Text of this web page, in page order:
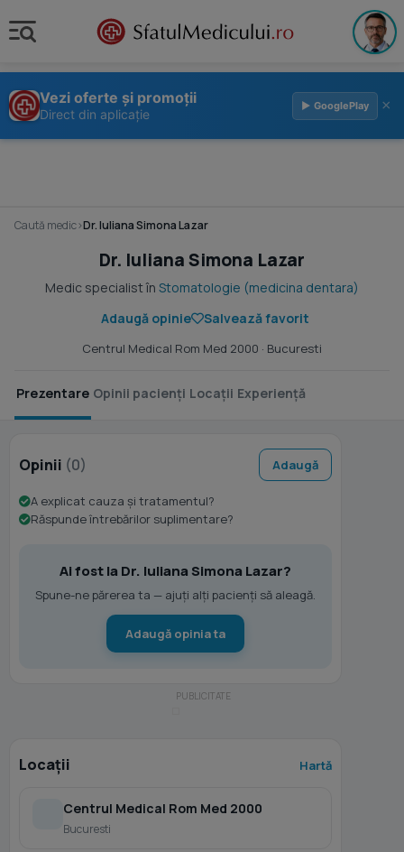
Vezi oferte și promoții
Direct din aplicație
▶ GooglePlay ×
Caută medic›Dr. Iuliana Simona Lazar
Dr. Iuliana Simona Lazar
Medic specialist în Stomatologie (medicina dentara)
Adaugă opinie
Salvează favorit
Centrul Medical Rom Med 2000 · Bucuresti
Prezentare Opinii pacienți Locații Experiență
Opinii (0) Adaugă
A explicat cauza și tratamentul?
Răspunde întrebărilor suplimentare?
Ai fost la Dr. Iuliana Simona Lazar?
Spune-ne părerea ta — ajuți alți pacienți să aleagă.
Adaugă opinia ta
Locații Hartă
Centrul Medical Rom Med 2000
Bucuresti